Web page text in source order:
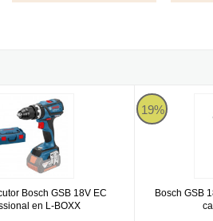
a batería
Bosch GSB 18V EC
en L-BOXX
Bosch GSB 18V EC Professional en L-
19%
Bosch GSB
Bosch GSB